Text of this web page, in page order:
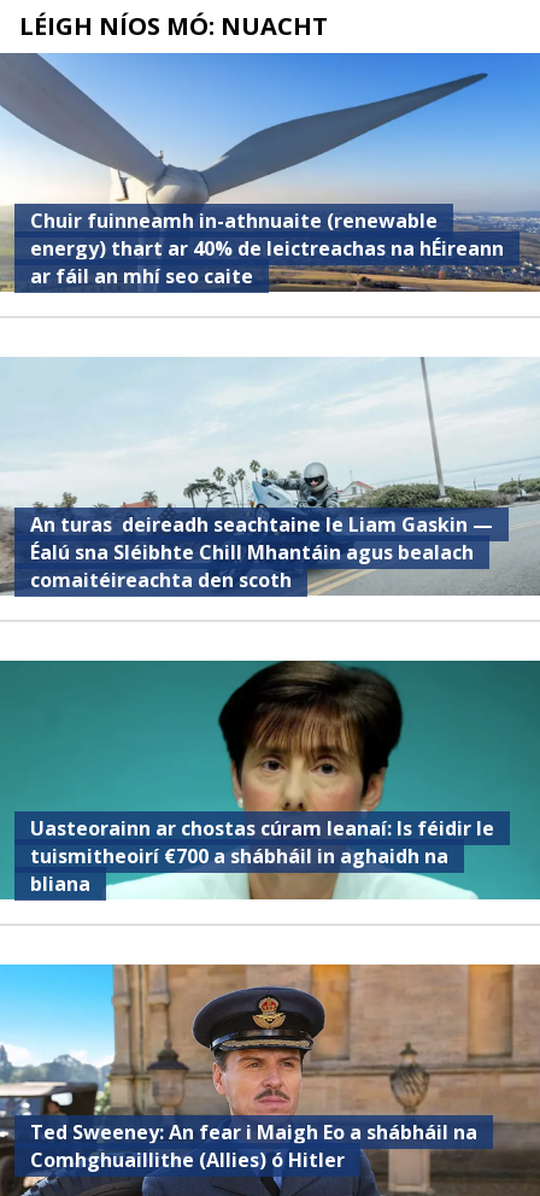
LÉIGH NÍOS MÓ: NUACHT
Chuir fuinneamh in-athnuaite (renewable
energy) thart ar 40% de leictreachas na hÉireann
ar fáil an mhí seo caite
An turas deireadh seachtaine le Liam Gaskin —
Éalú sna Sléibhte Chill Mhantáin agus bealach
comaitéireachta den scoth
Uasteorainn ar chostas cúram leanaí: Is féidir le
tuismitheoirí €700 a shábháil in aghaidh na
bliana
Ted Sweeney: An fear i Maigh Eo a shábháil na
Comhghuaillithe (Allies) ó Hitler